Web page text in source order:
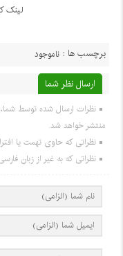
لینک
برچسب ها : ناموجود
ارسال نظر شما
نظرات ارسال شده توسط
منتشر خواهد شد.
نظراتی که حاوی تهمت یا
نظراتی که به غیر از زبان